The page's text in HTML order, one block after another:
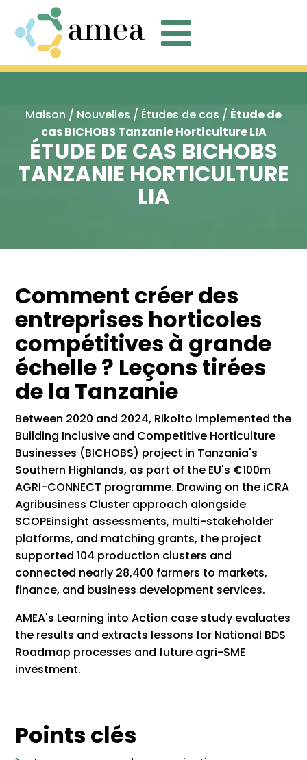

Maison / Nouvelles / Études de cas / Étude de
cas BICHOBS Tanzanie Horticulture LIA
ÉTUDE DE CAS BICHOBS
TANZANIE HORTICULTURE
LIA
Comment créer des
entreprises horticoles
compétitives à grande
échelle ? Leçons tirées
de la Tanzanie
Between 2020 and 2024, Rikolto implemented the
Building Inclusive and Competitive Horticulture
Businesses (BICHOBS) project in Tanzania's
Southern Highlands, as part of the EU's €100m
AGRI-CONNECT programme. Drawing on the iCRA
Agribusiness Cluster approach alongside
SCOPEinsight assessments, multi-stakeholder
platforms, and matching grants, the project
supported 104 production clusters and
connected nearly 28,400 farmers to markets,
finance, and business development services.
AMEA's Learning into Action case study evaluates
the results and extracts lessons for National BDS
Roadmap processes and future agri-SME
investment.
Points clés